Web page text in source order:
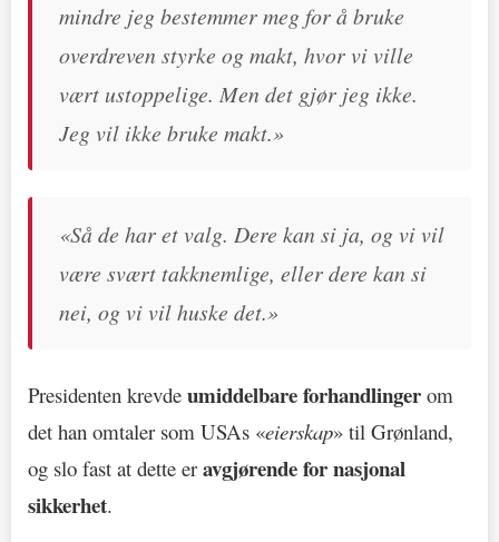
mindre jeg bestemmer meg for å bruke
overdreven styrke og makt, hvor vi ville
vært ustoppelige. Men det gjør jeg ikke.
Jeg vil ikke bruke makt.»
«Så de har et valg. Dere kan si ja, og vi vil
være svært takknemlige, eller dere kan si
nei, og vi vil huske det.»
Presidenten krevde umiddelbare forhandlinger om
det han omtaler som USAs «eierskap» til Grønland,
og slo fast at dette eravgjørende for nasjonal
sikkerhet.